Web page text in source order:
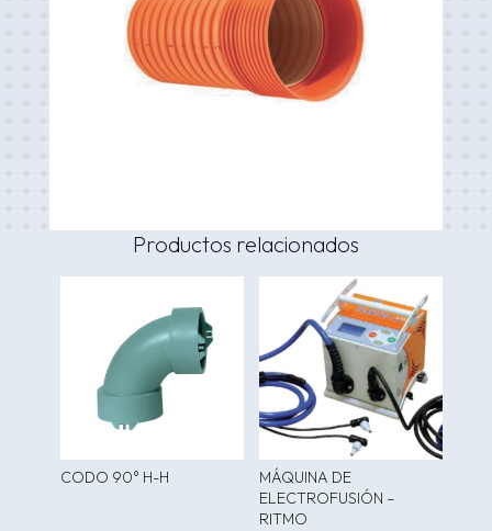
Productos relacionados
CODO 90° H-H
MÁQUINA DE
ELECTROFUSIÓN –
RITMO